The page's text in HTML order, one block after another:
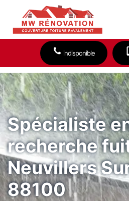
indisponible
Spécialiste
recherche
Neuvillers
88100